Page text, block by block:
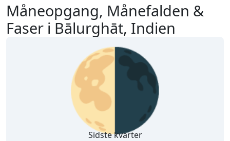
Måneopgang, Månefalden &
Faser i Bālurghāt, Indien
🌗
Sidste kvarter